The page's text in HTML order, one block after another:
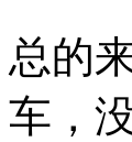
总的
车，